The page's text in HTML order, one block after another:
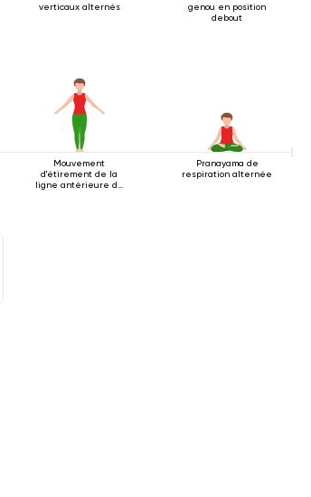
verticaux alternés
genou en position
debout
Mouvement
d'étirement de la
ligne antérieure du
Pranayama de
respiration alternée